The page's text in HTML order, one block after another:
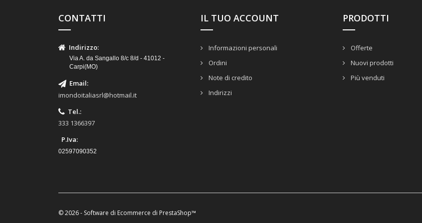
CONTATTI
Indirizzo:
Via A. da Sangallo 8/c 8/d - 41012 -
Carpi(MO)
Email:
imondoitaliasrl@hotmail.it
Tel.:
333 1366397
P.Iva:
02597090352
IL TUO ACCOUNT
Informazioni personali
Ordini
Note di credito
Indirizzi
PRODOTTI
Offerte
Nuovi prodotti
Più venduti
© 2026 - Software di Ecommerce di PrestaShop™